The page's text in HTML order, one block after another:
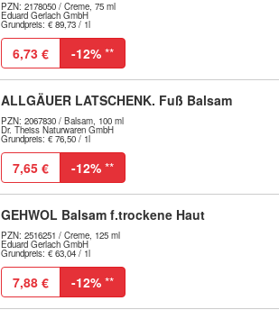
PZN: 2178050 / Creme, 75 ml
Eduard Gerlach GmbH
Grundpreis: € 89,73 / 1l
6,73 € -12% **
ALLGÄUER LATSCHENK. Fuß Balsam
PZN: 2067830 / Balsam, 100 ml
Dr. Theiss Naturwaren GmbH
Grundpreis: € 76,50 / 1l
7,65 € -12% **
GEHWOL Balsam f.trockene Haut
PZN: 2516251 / Creme, 125 ml
Eduard Gerlach GmbH
Grundpreis: € 63,04 / 1l
7,88 € -12% **